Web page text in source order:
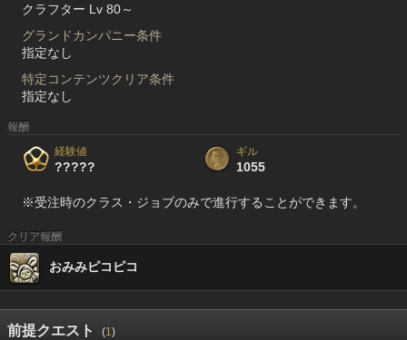
クラフター Lv 80～
グランドカンパニー条件
指定なし
特定コンテンツクリア条件
指定なし
報酬
経験値
?????
ギル
1055
※受注時のクラス・ジョブのみで進行することができます。
クリア報酬
おみみピコピコ
前提クエスト (1)